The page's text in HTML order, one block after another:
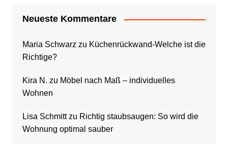
Neueste Kommentare
Maria Schwarzzu Küchenrückwand-Welche ist die
Richtige?
Kira N. zu Möbel nach Maß – individuelles
Wohnen
Lisa Schmittzu Richtig staubsaugen: So wird die
Wohnung optimal sauber